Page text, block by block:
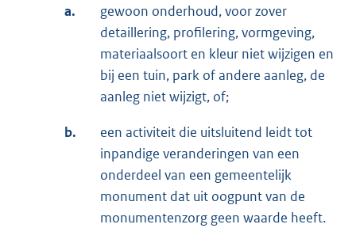
a.
gewoon onderhoud, voor zover
detaillering, profilering, vormgeving,
materiaalsoort en kleur niet wijzigen en
bij een tuin, park of andere aanleg, de
aanleg niet wijzigt, of;
b.
een activiteit die uitsluitend leidt tot
inpandige veranderingen van een
onderdeel van een gemeentelijk
monument dat uit oogpunt van de
monumentenzorg geen waarde heeft.